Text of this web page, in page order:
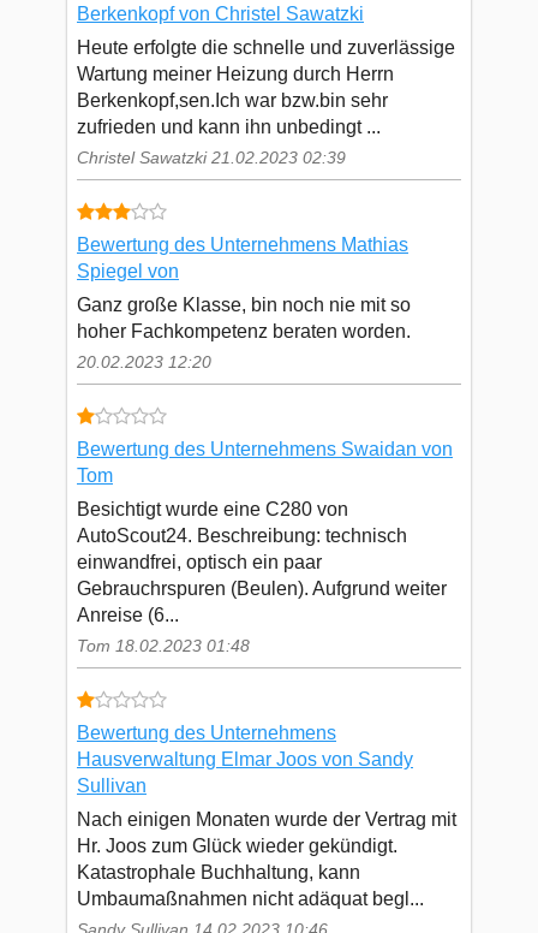
Berkenkopf von Christel Sawatzki
Heute erfolgte die schnelle und zuverlässige
Wartung meiner Heizung durch Herrn
Berkenkopf,sen.Ich war bzw.bin sehr
zufrieden und kann ihn unbedingt ...
Christel Sawatzki 21.02.2023 02:39
Bewertung des Unternehmens Mathias
Spiegel von
Ganz große Klasse, bin noch nie mit so
hoher Fachkompetenz beraten worden.
20.02.2023 12:20
Bewertung des Unternehmens Swaidan von
Tom
Besichtigt wurde eine C280 von
AutoScout24. Beschreibung: technisch
einwandfrei, optisch ein paar
Gebrauchrspuren (Beulen). Aufgrund weiter
Anreise (6...
Tom 18.02.2023 01:48
Bewertung des Unternehmens
Hausverwaltung Elmar Joos von Sandy
Sullivan
Nach einigen Monaten wurde der Vertrag mit
Hr. Joos zum Glück wieder gekündigt.
Katastrophale Buchhaltung, kann
Umbaumaßnahmen nicht adäquat begl...